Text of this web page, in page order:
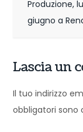
i
a
z
i
Produzione,
giugno a
Lascia un
Il tuo indirizzo
obbligatori sono